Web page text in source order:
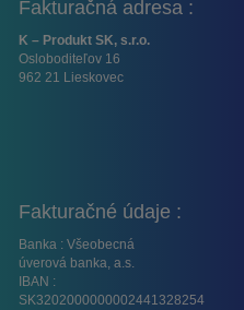
Fakturačná adresa :
K – Produkt SK, s.r.o.
Osloboditeľov 16
962 21 Lieskovec
Fakturačné údaje :
Banka : Všeobecná
úverová banka, a.s.
IBAN :
SK3202000000002441328254